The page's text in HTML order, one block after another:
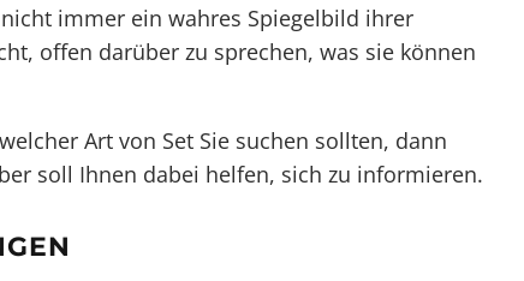
immer ein wahres Spiegelbild ihrer
offen darüber zu sprechen, was sie können
Art von Set Sie suchen sollten, dann
soll Ihnen dabei helfen, sich zu informieren.